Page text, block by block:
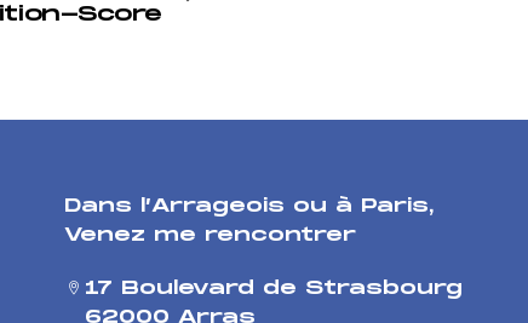
Score
Dans l’Arrageois ou à Paris,
Venez me rencontrer
17 Boulevard de Strasbourg
62000 Arras